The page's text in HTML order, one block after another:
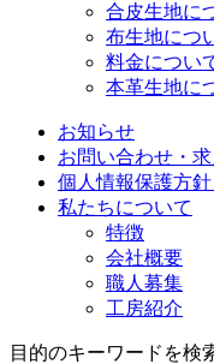
合皮生地に
布生地につ
料金につい
本革生地に
お知らせ
お問い合わせ・
個人情報保護方
私たちについて
特徴
会社概要
職人募集
工房紹介
目的のキーワードを検